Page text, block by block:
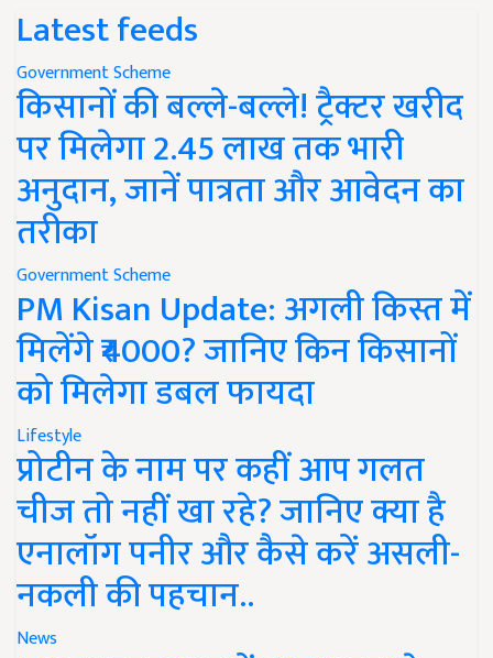
Latest feeds
Government Scheme
किसानों की बल्ले-बल्ले! ट्रैक्टर खरीद
पर मिलेगा 2.45 लाख तक भारी
अनुदान, जानें पात्रता और आवेदन का
तरीका
Government Scheme
PM Kisan Update: अगली किस्त में
मिलेंगे ₹4000? जानिए किन किसानों
को मिलेगा डबल फायदा
Lifestyle
प्रोटीन के नाम पर कहीं आप गलत
चीज तो नहीं खा रहे? जानिए क्या है
एनालॉग पनीर और कैसे करें असली-
नकली की पहचान..
News